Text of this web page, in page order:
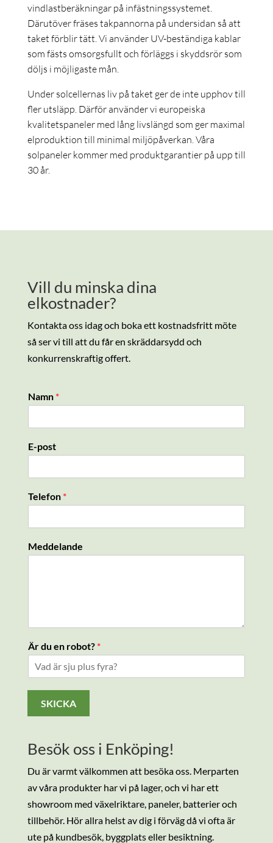
vindlastberäkningar på infästningssystemet.
Därutöver fräses takpannorna på undersidan så att
taket förblir tätt. Vi använder UV-beständiga kablar
som fästs omsorgsfullt och förläggs i skyddsrör som
döljs i möjligaste mån.
Under solcellernas liv på taket ger de inte upphov till
fler utsläpp. Därför använder vi europeiska
kvalitetspaneler med lång livslängd som ger maximal
elproduktion till minimal miljöpåverkan. Våra
solpaneler kommer med produktgarantier på upp till
30 år.
Vill du minska dina
elkostnader?
Kontakta oss idag och boka ett kostnadsfritt möte
så ser vi till att du får en skräddarsydd och
konkurrenskraftig offert.
Namn *
E-post
Telefon *
r
Meddelande
Är du en robot? *
SKICKA
Besök oss i Enköping!
Du är varmt välkommen att besöka oss. Merparten
av våra produkter har vi på lager, och vi har ett
showroom med växelriktare, paneler, batterier och
tillbehör. Hör allra helst av dig i förväg då vi ofta är
ute på kundbesök, byggplats eller besiktning.